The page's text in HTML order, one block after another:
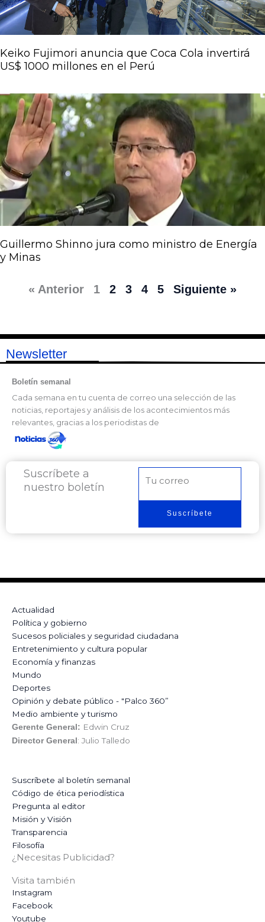
Keiko Fujimori anuncia que Coca Cola invertirá
US$ 1000 millones en el Perú
Guillermo Shinno jura como ministro de Energía
y Minas
« Anterior 1 2 3 4 5 Siguiente »
Newsletter
Boletín semanal
Cada semana en tu cuenta de correo una selección de las
noticias, reportajes y análisis de los acontecimientos más
relevantes, gracias a los periodistas de
Suscríbete a
nuestro boletín
electrónico
Suscríbete
Actualidad
Política y gobierno
Sucesos policiales y seguridad ciudadana
Entretenimiento y cultura popular
Economía y finanzas
Mundo
Deportes
Opinión y debate público - "Palco 360”
Medio ambiente y turismo
Gerente General: Edwin Cruz
Director General: Julio Talledo
Suscríbete al boletín semanal
Código de ética periodística
Pregunta al editor
Misión y Visión
Transparencia
Filosofía
¿Necesitas Publicidad?
Visita también
Instagram
Facebook
Youtube